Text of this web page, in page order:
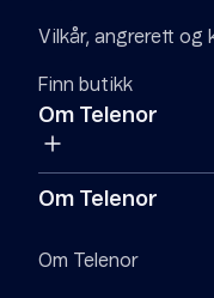
Vilkår, angrerett og
Finn butikk
Om Telenor
Om Telenor
Om Telenor